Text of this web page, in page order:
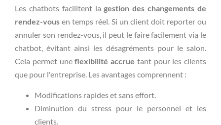
Les chatbots facilitent lagestion des changements de
rendez-vous en temps réel. Si un client doit reporter ou
annuler son rendez-vous, il peut le faire facilement via le
chatbot, évitant ainsi les désagréments pour le salon.
Cela permet uneflexibilité accrue tant pour les clients
que pour l'entreprise. Les avantages comprennent :
Modifications rapides et sans effort.
Diminution du stress pour le personnel et les
clients.